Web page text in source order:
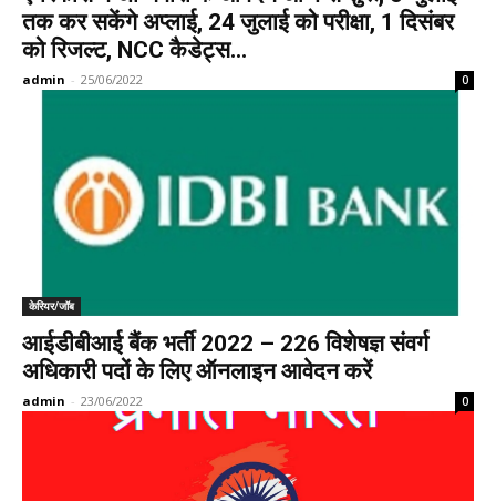
तक कर सकेंगे अप्लाई, 24 जुलाई को परीक्षा, 1 दिसंबर
को रिजल्ट, NCC कैडेट्स...
admin - 25/06/2022 0
केरियर/जॉब
आईडीबीआई बैंक भर्ती 2022 – 226 विशेषज्ञ संवर्ग
अधिकारी पदों के लिए ऑनलाइन आवेदन करें
admin - 23/06/2022 0